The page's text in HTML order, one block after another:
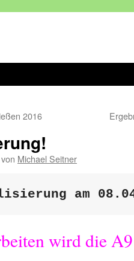
2016
von Michael Seitner
am
wird die